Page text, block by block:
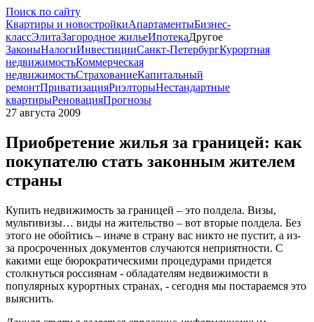
Поиск по сайту
Квартиры и новостройкиАпартаментыБизнес-
классЭлитаЗагородное жильеИпотекаДругое
ЗаконыНалогиИнвестицииСанкт-ПетербургКурортная
недвижимостьКоммерческая
недвижимостьСтрахованиеКапитальный
ремонтПриватизацияРиэлторыНестандартные
квартирыРеновацияПрогнозы
27 августа 2009
Приобретение жилья за границей: как
покупателю стать законным жителем
страны
Купить недвижимость за границей – это полдела. Визы,
мультивизы… виды на жительство – вот вторые полдела. Без
этого не обойтись – иначе в страну вас никто не пустит, а из-
за просроченных документов случаются неприятности. С
какими еще бюрократическими процедурами придется
столкнуться россиянам - обладателям недвижимости в
популярных курортных странах, - сегодня мы постараемся это
выяснить.